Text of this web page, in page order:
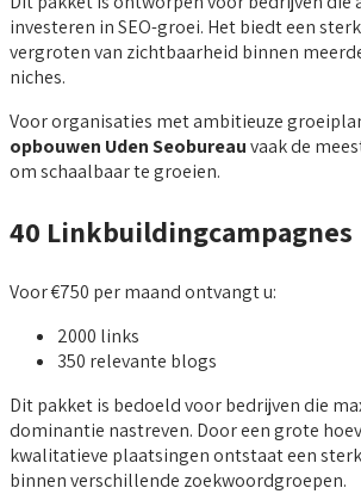
investeren in SEO-groei. Het biedt een
vergroten van zichtbaarheid binnen
niches.
Voor organisaties met ambitieuze
opbouwen Uden Seobureauvaak de
om schaalbaar te groeien.
40 Linkbuildingcampagnes
Voor €750 per maand ontvangt u:
2000 links
350 relevante blogs
Dit pakket is bedoeld voor bedrijven die
dominantie nastreven. Door een grote
kwalitatieve plaatsingen ontstaat een
binnen verschillende zoekwoordgroepen.